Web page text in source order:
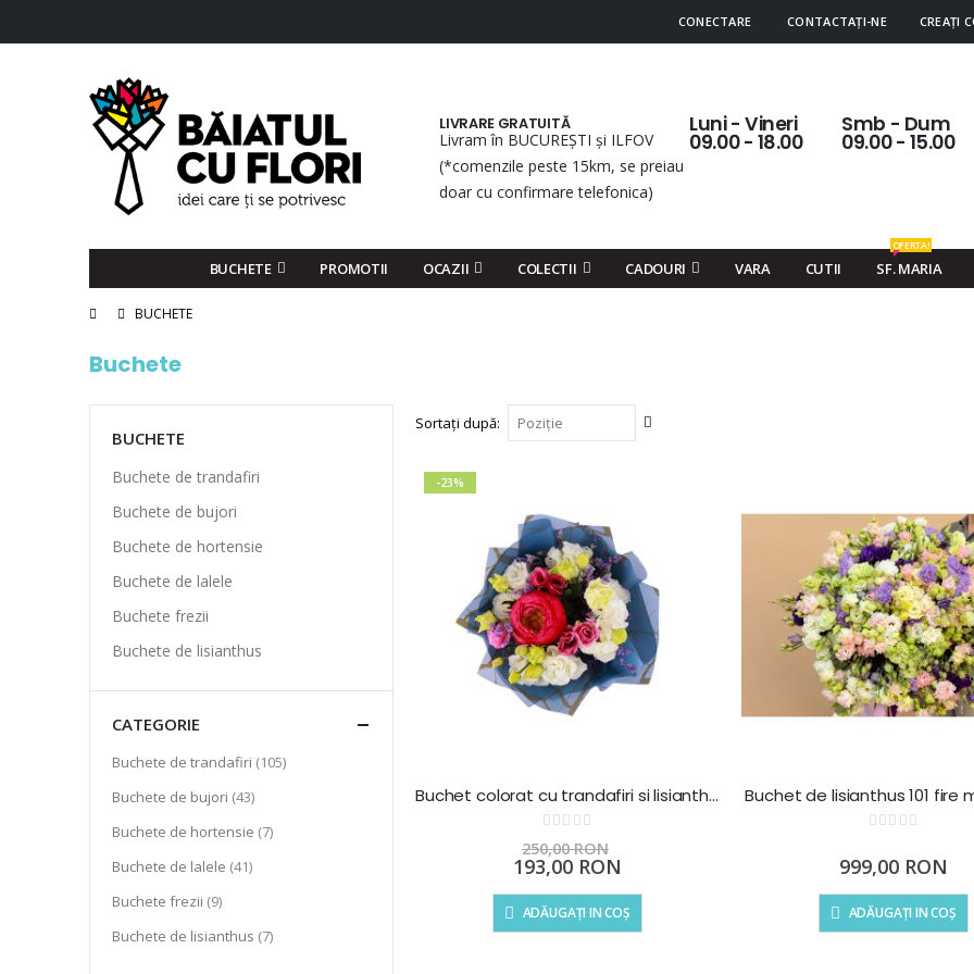
CONECTARE CONTACTAȚI-NE CREAȚI
LIVRARE GRATUITĂ
Livram în BUCUREȘTI și ILFOV
(*comenzile peste 15km, se preiau
doar cu confirmare telefonica)
Luni - Vineri
09.00 - 18.00
Smb - Dum
09.00 - 15.00
BUCHETE PROMOTII OCAZII COLECTII CADOURI VARA CUTII SF. MARIA
OFERTA!
BUCHETE
Buchete
Sortați după
-23%
Buchet colorat cu trandafiri si lisianthus
Rating:
0%
250,00 RON
Preț
special
193,00 RON
ADĂUGAȚI IN COȘ
Buchet de lisianthus 101 fire
Rating:
999,00 RON
ADĂUGAȚI IN COȘ
BUCHETE
Buchete de trandafiri
Buchete de bujori
Buchete de hortensie
Buchete de lalele
Buchete frezii
Buchete de lisianthus
CATEGORIE
Buchete de trandafiri 105articol
Buchete de bujori 43articol
Buchete de hortensie 7articol
Buchete de lalele 41articol
Buchete frezii 9articol
Buchete de lisianthus 7articol